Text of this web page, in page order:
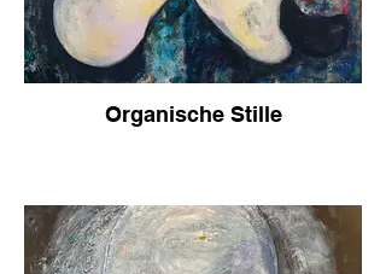
Organische Stille